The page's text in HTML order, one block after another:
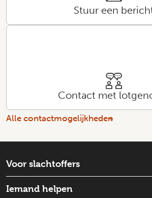
Stuur een
Contact met
Alle contactmogelijkheden
Voor slachtoffers
Wat is er gebeurd?
Iemand helpen